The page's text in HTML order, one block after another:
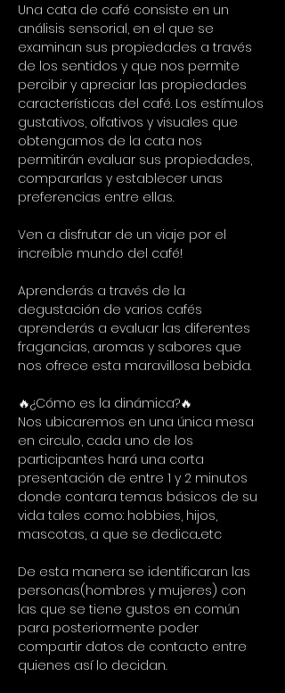
Una cata de café consiste en un
análisis sensorial, en el que se
examinan sus propiedades a través
de los sentidos y que nos permite
percibir y apreciar las propiedades
características del café. Los estímulos
gustativos, olfativos y visuales que
obtengamos de la cata nos
permitirán evaluar sus propiedades,
compararlas y establecer unas
preferencias entre ellas.
Ven a disfrutar de un viaje por el
increíble mundo del café!
Aprenderás a través de la
degustación de varios cafés
aprenderás a evaluar las diferentes
fragancias, aromas y sabores que
nos ofrece esta maravillosa bebida.
🔥¿Cómo es la dinámica?🔥
Nos ubicaremos en una única mesa
en circulo, cada uno de los
participantes hará una corta
presentación de entre 1 y 2 minutos
donde contara temas básicos de su
vida tales como: hobbies, hijos,
mascotas, a que se dedica...etc
De esta manera se identificaran las
personas(hombres y mujeres) con
las que se tiene gustos en común
para posteriormente poder
compartir datos de contacto entre
quienes así lo decidan.